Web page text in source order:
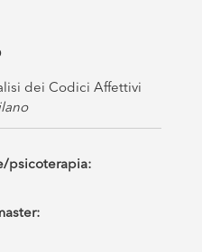
dei Codici Affettivi
psicoterapia: